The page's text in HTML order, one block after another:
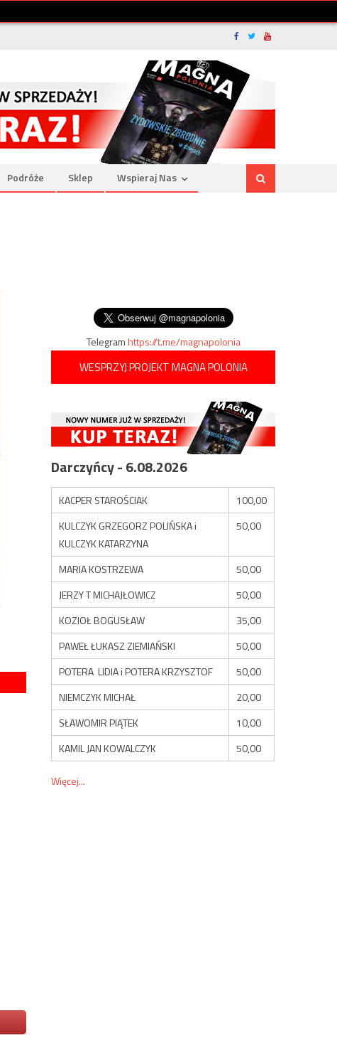
Podróże Sklep Wspieraj Nas
Telegramhttps://t.me/magnapolonia
WESPRZYJ PROJEKT MAGNA POLONIA
Darczyńcy - 6.08.2026
KACPER STAROŚCIAK
100,00
KULCZYK GRZEGORZ POLIŃSKA i
KULCZYK KATARZYNA
50,00
MARIA KOSTRZEWA
50,00
JERZY T MICHAJŁOWICZ
50,00
KOZIOŁ BOGUSŁAW
35,00
PAWEŁ ŁUKASZ ZIEMIAŃSKI
50,00
POTERA LIDIA i POTERA KRZYSZTOF
50,00
NIEMCZYK MICHAŁ
20,00
SŁAWOMIR PIĄTEK
10,00
KAMIL JAN KOWALCZYK
50,00
Więcej...